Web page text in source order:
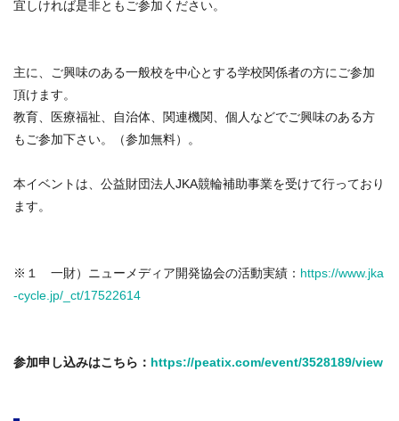
宜しければ是非ともご参加ください。
主に、ご興味のある一般校を中心とする学校関係者の方にご参加
頂けます。
教育、医療福祉、自治体、関連機関、個人などでご興味のある方
もご参加下さい。（参加無料）。
本イベントは、公益財団法人JKA競輪補助事業を受けて行っており
ます。
※１ 一財）ニューメディア開発協会の活動実績： https://www.jka
-cycle.jp/_ct/17522614
参加申し込みはこちら： https://peatix.com/event/3528189/view